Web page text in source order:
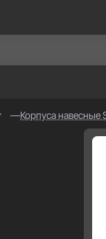
Корпуса навесные